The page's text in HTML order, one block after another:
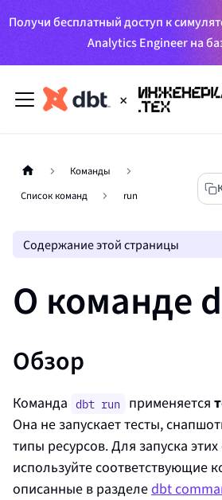
Получи бесплатный доступ к
Analytics Engineer на
Команды
Список команд
run
Содержание этой страницы
О команде
Обзор
Команда dbt run применяется
Она не запускает тесты,
типы ресурсов. Для запуска
используйте соответствующие
описанные в разделеdbt